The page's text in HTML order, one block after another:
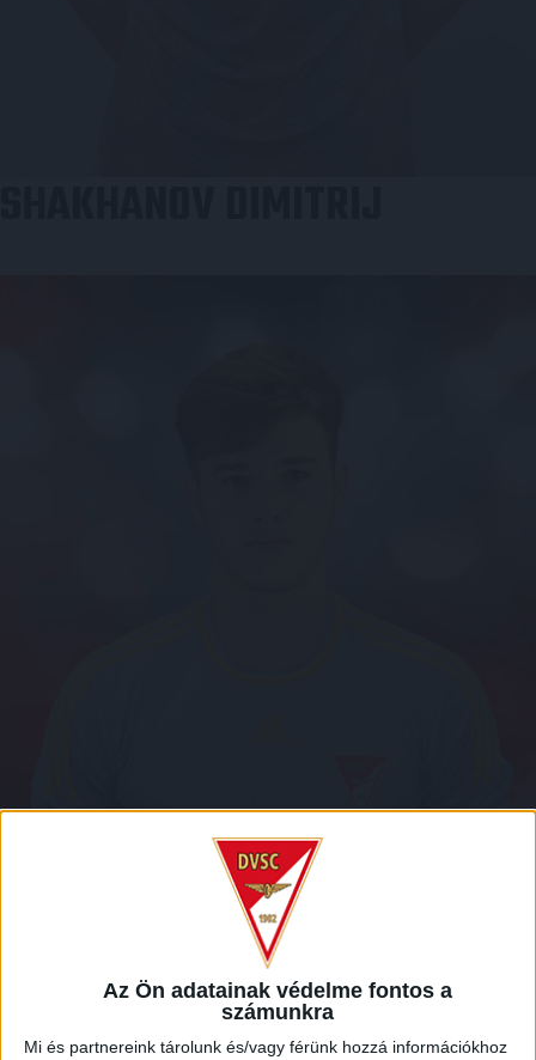
Az Ön adatainak védelme fontos a
számunkra
Mi és partnereink tárolunk és/vagy férünk hozzá információkhoz